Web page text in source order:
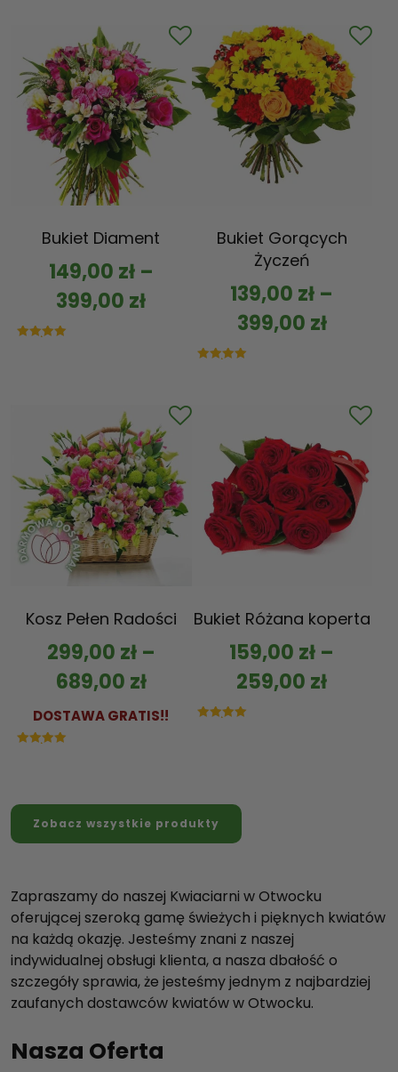
Bukiet Diament
149,00 zł–
399,00 zł
Bukiet Gorących
Życzeń
139,00 zł –
399,00 zł
Kosz Pełen Radości
299,00 zł–
689,00 zł
DOSTAWA GRATIS!!
Bukiet Różana koperta
159,00 zł –
259,00 zł
Zobacz wszystkie produkty
Zapraszamy do naszej Kwiaciarni w Otwocku
oferującej szeroką gamę świeżych i pięknych kwiatów
na każdą okazję. Jesteśmy znani z naszej
indywidualnej obsługi klienta, a nasza dbałość o
szczegóły sprawia, że jesteśmy jednym z najbardziej
zaufanych dostawców kwiatów w Otwocku.
Nasza Oferta